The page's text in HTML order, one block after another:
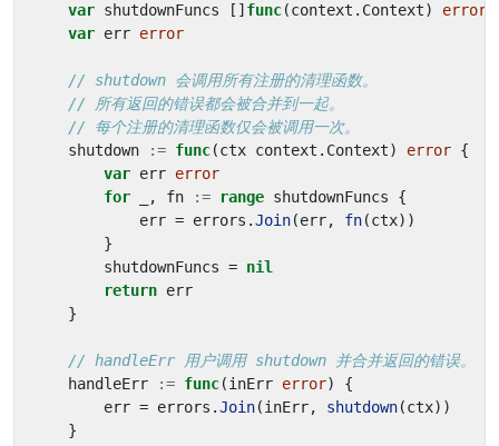
var shutdownFuncs [] func(context . Context)
error
var err error
// shutdown 会调用所有注册的清理函数。
// 所有返回的错误都会被合并到一起。
// 每个注册的清理函数仅会被调用一次。
shutdown
:= func(ctx context . Context) error {
var err error
for
, fn := range shutdownFuncs
{
err = errors .Join(err, fn(ctx))
}
shutdownFuncs = nil
return err
}
// handleErr 用户调用 shutdown 并合并返回的错误。
handleErr
:= func(inErr error)
{
err = errors .Join(inErr, shutdown(ctx))
}